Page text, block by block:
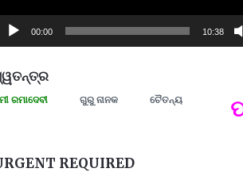
00:00 10:38
ଗୁରୁ ନାନକ ଚୈତନ୍ୟ
REQUIRED